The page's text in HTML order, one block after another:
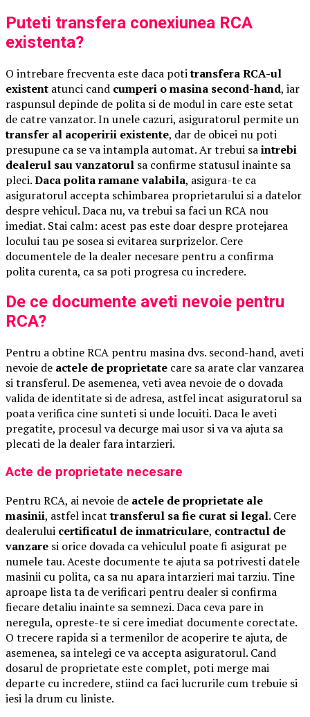
Puteti transfera conexiunea RCA
existenta?
O intrebare frecventa este daca potitransfera RCA-ul
existent atunci cand cumperi o masina second-hand, iar
raspunsul depinde de polita si de modul in care este setat
de catre vanzator. In unele cazuri, asiguratorul permite un
transfer al acoperirii existente, dar de obicei nu poti
presupune ca se va intampla automat. Ar trebui saintrebi
dealerul sau vanzatorul sa confirme statusul inainte sa
pleci.Daca polita ramane valabila, asigura-te ca
asiguratorul accepta schimbarea proprietarului si a datelor
despre vehicul. Daca nu, va trebui sa faci un RCA nou
imediat. Stai calm: acest pas este doar despre protejarea
locului tau pe sosea si evitarea surprizelor. Cere
documentele de la dealer necesare pentru a confirma
polita curenta, ca sa poti progresa cu incredere.
De ce documente aveti nevoie pentru
RCA?
Pentru a obtine RCA pentru masina dvs. second-hand, aveti
nevoie de actele de proprietate care sa arate clar vanzarea
si transferul. De asemenea, veti avea nevoie de o dovada
valida de identitate si de adresa, astfel incat asiguratorul sa
poata verifica cine sunteti si unde locuiti. Daca le aveti
pregatite, procesul va decurge mai usor si va va ajuta sa
plecati de la dealer fara intarzieri.
Acte de proprietate necesare
Pentru RCA, ai nevoie de actele de proprietate ale
masinii, astfel incattransferul sa fie curat si legal. Cere
dealerului certificatul de inmatriculare, contractul de
vanzare si orice dovada ca vehiculul poate fi asigurat pe
numele tau. Aceste documente te ajuta sa potrivesti datele
masinii cu polita, ca sa nu apara intarzieri mai tarziu. Tine
aproape lista ta de verificari pentru dealer si confirma
fiecare detaliu inainte sa semnezi. Daca ceva pare in
neregula, opreste-te si cere imediat documente corectate.
O trecere rapida si a termenilor de acoperire te ajuta, de
asemenea, sa intelegi ce va accepta asiguratorul. Cand
dosarul de proprietate este complet, poti merge mai
departe cu incredere, stiind ca faci lucrurile cum trebuie si
iesi la drum cu liniste.